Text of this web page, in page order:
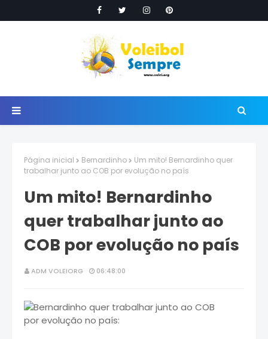
Página inicial Bernardinho
Um mito! Bernardinho quer
trabalhar junto ao COB por evolução no país
Um mito! Bernardinho
quer trabalhar junto ao
COB por evolução no país
ADM VOLEIORG 06:48:00